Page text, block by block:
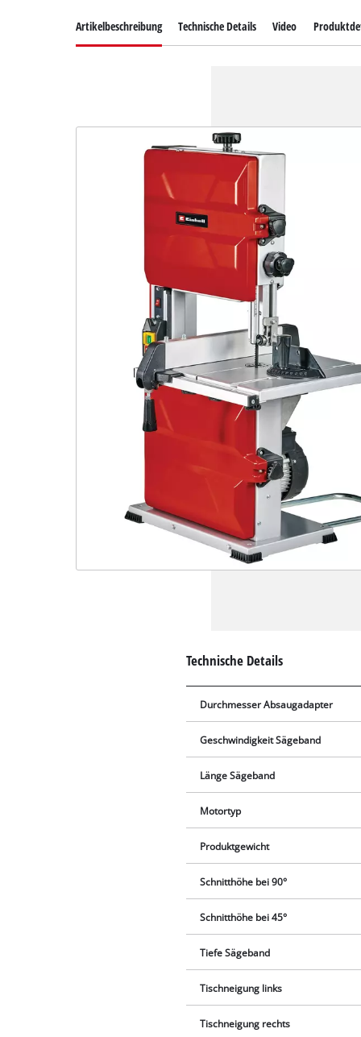
Artikelbeschreibung Technische Details Video
Technische Details
Durchmesser Absaugadapter
Geschwindigkeit Sägeband
Länge Sägeband
Motortyp
Produktgewicht
Schnitthöhe bei 90°
Schnitthöhe bei 45°
Tiefe Sägeband
Tischneigung links
Tischneigung rechts